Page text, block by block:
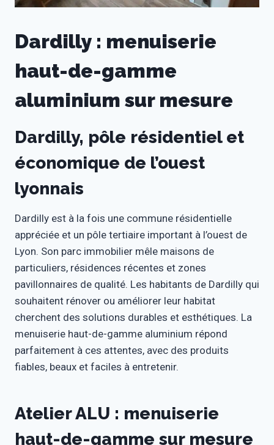
Dardilly : menuiserie
haut-de-gamme
aluminium sur mesure
Dardilly, pôle résidentiel et
économique de l’ouest
lyonnais
Dardilly est à la fois une commune résidentielle
appréciée et un pôle tertiaire important à l’ouest de
Lyon. Son parc immobilier mêle maisons de
particuliers, résidences récentes et zones
pavillonnaires de qualité. Les habitants de Dardilly qui
souhaitent rénover ou améliorer leur habitat
cherchent des solutions durables et esthétiques. La
menuiserie haut-de-gamme aluminium répond
parfaitement à ces attentes, avec des produits
fiables, beaux et faciles à entretenir.
Atelier ALU : menuiserie
haut-de-gamme sur mesure